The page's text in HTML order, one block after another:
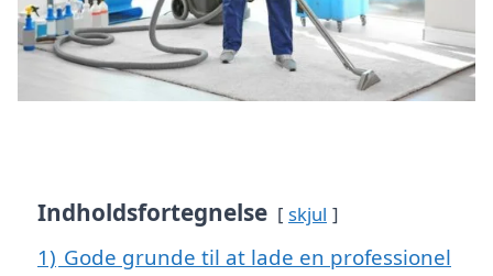
Indholdsfortegnelse skjul
1) Gode grunde til at lade en professionel